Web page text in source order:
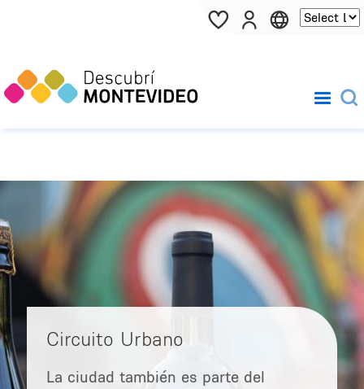
Pasar al contenido principal
Circuito Urbano
La ciudad también es parte del